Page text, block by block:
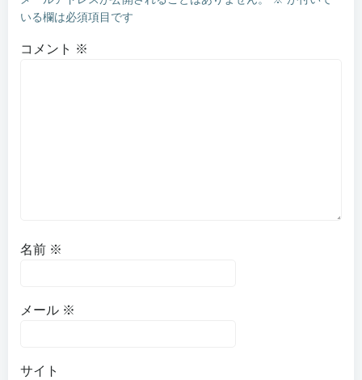
ゲ
ー
ゲ
いる欄は必須項目です
コメント ※
名前 ※
メール ※
サイト